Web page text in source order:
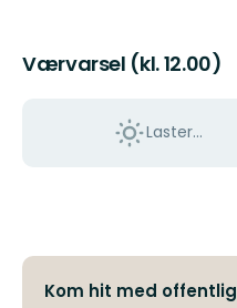
Værvarsel (kl. 12.00)
Laster…
Kom hit med offentlig